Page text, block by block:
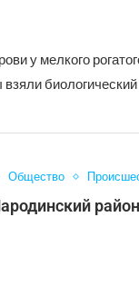
у мелкого
Общество